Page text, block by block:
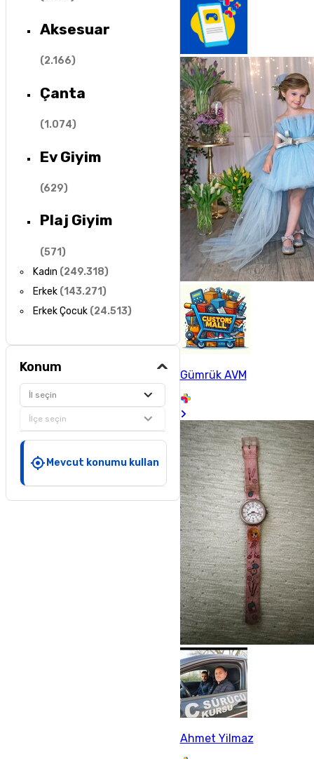
Aksesuar
(2.166)
Çanta
(1.074)
Ev Giyim
(629)
Plaj Giyim
(571)
Kadın (249.318)
Erkek (143.271)
Erkek Çocuk (24.513)
Konum
İl seçin
İlçe seçin
Mevcut konumu kullan
Gümrük AVM
Ahmet Yilmaz